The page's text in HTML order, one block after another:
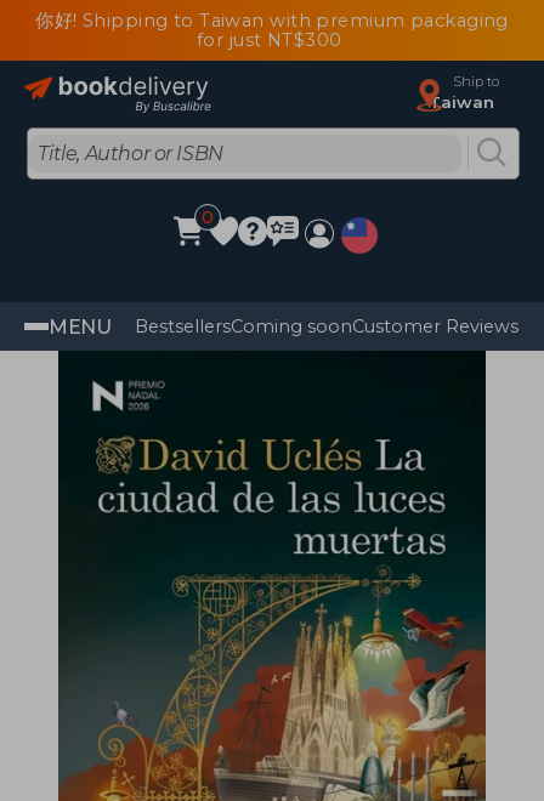
你好! Shipping to Taiwan with premium packaging
for just NT$300
Ship to
Taiwan
0
MENU BestsellersComing soonCustomer Reviews